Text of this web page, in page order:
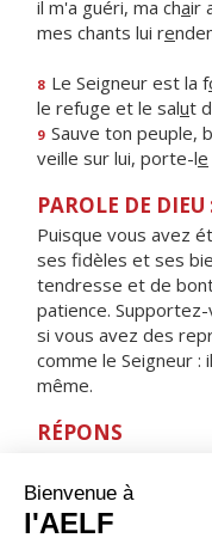
il m'a guéri, ma chair
mes chants lui re
8 Le Seigneur est la f
le refuge et le salut
9 Sauve ton peuple,
veille sur lui, porte-le
PAROLE DE
Puisque vous avez
ses fidèles et ses
tendresse et de
patience.
si vous avez des
comme le Seigneur :
même.
RÉPONS
lent à la colère et